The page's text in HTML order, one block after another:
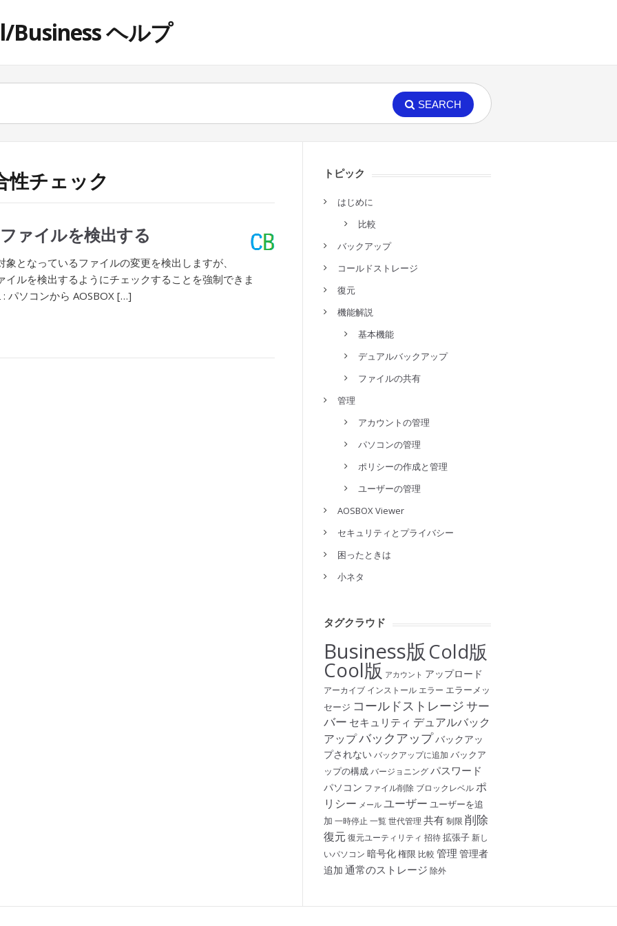
Business ヘルプ
SEARCH
チェック
ァイルを検出する
となっているファイルの変更を検出しますが、
ルを検出するようにチェックすることを強制できま
パソコンから AOSBOX […]
トピック
はじめに
比較
バックアップ
コールドストレージ
復元
機能解説
基本機能
デュアルバックアップ
ファイルの共有
管理
アカウントの管理
パソコンの管理
ポリシーの作成と管理
ユーザーの管理
AOSBOX Viewer
セキュリティとプライバシー
困ったときは
小ネタ
タグクラウド
Business版Cold版
Cool版 アカウント アップロード
アーカイブ インストール エラー エラーメッ
セージ コールドストレージサー
バー セキュリティ デュアルバック
アップバックアップバックアッ
プされない バックアップに追加 バックア
ップの構成 バージョニング パスワード
パソコン ファイル削除 ブロックレベル ポ
リシー メール ユーザー ユーザーを追
加 一時停止 一覧 世代管理 共有 制限 削除
復元 復元ユーティリティ 招待 拡張子 新し
いパソコン 暗号化権限 比較 管理 管理者
追加 通常のストレージ 除外